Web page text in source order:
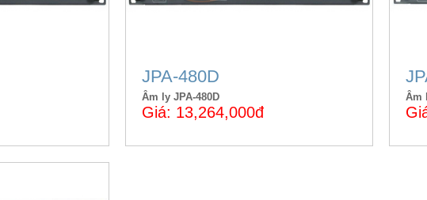
JPA-480D
Âm ly JPA-480D
Giá: 13,264,000đ
Âm